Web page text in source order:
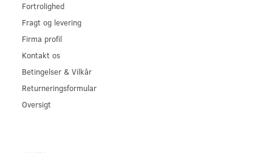
Fortrolighed
Fragt og levering
Firma profil
Kontakt os
Betingelser & Vilkår
Returneringsformular
Oversigt